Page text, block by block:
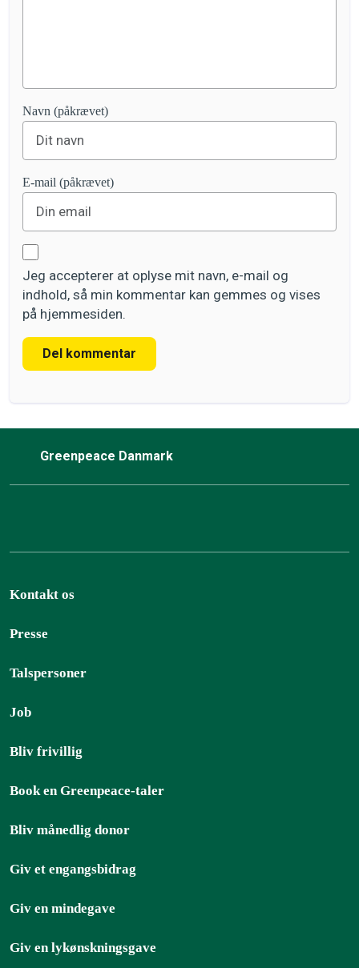
Navn (påkrævet)
E-mail (påkrævet)
Jeg accepterer at oplyse mit navn, e-mail og
indhold, så min kommentar kan gemmes og vises
på hjemmesiden.
Del kommentar
Greenpeace Danmark
Kontakt os
Presse
Talspersoner
Job
Bliv frivillig
Book en Greenpeace-taler
Bliv månedlig donor
Giv et engangsbidrag
Giv en mindegave
Giv en lykønskningsgave